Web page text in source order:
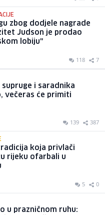
zbog dodjele nagrade
Judson je prodao
lobiju"
118 7
i saradnika
večeras će primiti
139 387
koja privlači
rijeku ofarbali u
5 0
u prazničnom ruhu: